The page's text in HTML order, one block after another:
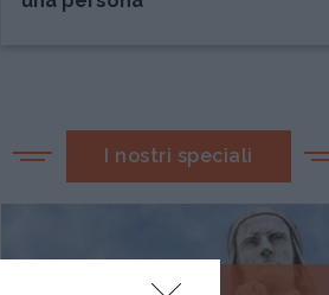
I nostri speciali